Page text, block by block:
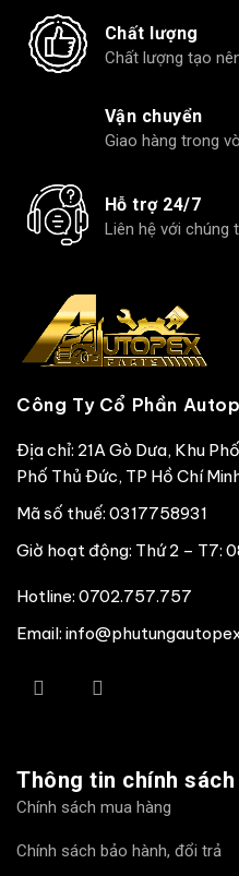
Chất lượng
Chất lượng tạo
Vận chuyển
Giao hàng trong
Hỗ trợ 24/7
Liên hệ với chúng
Công Ty Cổ Phần
Địa chỉ: 21A Gò Dưa, Khu
Phố Thủ Đức, TP Hồ Chí
Mã số thuế: 0317758931
Giờ hoạt động: Thứ 2 – T7:
Hotline: 0702.757.757
Email:
Thông tin chính sách
Chính sách mua hàng
Chính sách bảo hành, đổi trả